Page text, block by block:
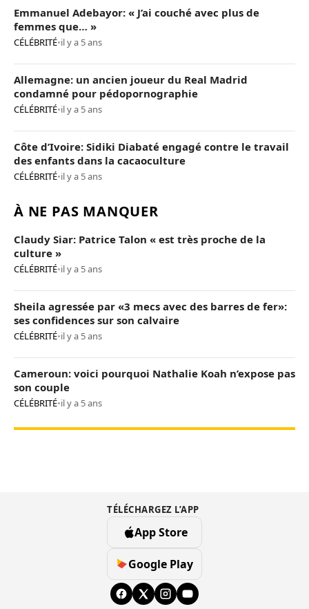
Emmanuel Adebayor: « J’ai couché avec plus de
femmes que… »
CÉLÉBRITÉ•il y a 5 ans
Allemagne: un ancien joueur du Real Madrid
condamné pour pédopornographie
CÉLÉBRITÉ•il y a 5 ans
Côte d’Ivoire: Sidiki Diabaté engagé contre le travail
des enfants dans la cacaoculture
CÉLÉBRITÉ•il y a 5 ans
À NE PAS MANQUER
Claudy Siar: Patrice Talon « est très proche de la
culture »
CÉLÉBRITÉ•il y a 5 ans
Sheila agressée par «3 mecs avec des barres de fer»:
ses confidences sur son calvaire
CÉLÉBRITÉ•il y a 5 ans
Cameroun: voici pourquoi Nathalie Koah n’expose pas
son couple
CÉLÉBRITÉ•il y a 5 ans
TÉLÉCHARGEZ L’APP
App Store
Google Play